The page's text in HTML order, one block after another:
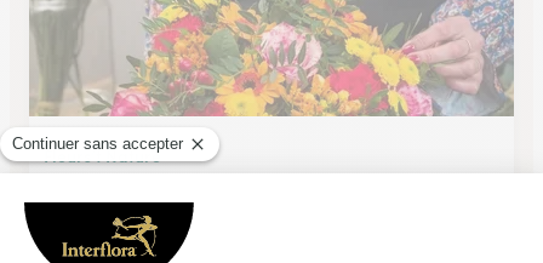
Fleurs’t Nature
★4.9 (43)
11, rue du Bas de Laval